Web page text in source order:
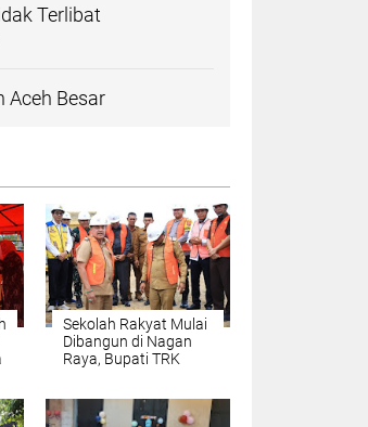
Terlibat
Aceh Besar
Sekolah Rakyat Mulai
Dibangun di Nagan
Raya, Bupati TRK